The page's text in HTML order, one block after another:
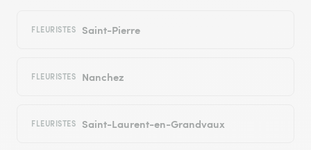
FLEURISTES Saint-Pierre
FLEURISTES Nanchez
FLEURISTES Saint-Laurent-en-Grandvaux